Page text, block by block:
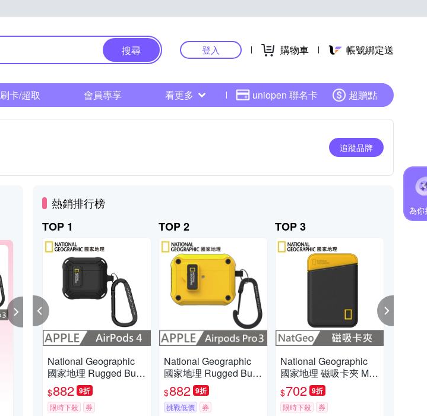
搜尋 登入 購物車 帳號綁定送
刷卡/超取 會員專享 看更多 uniopen 聯名卡 超贈點
追蹤品牌
品牌聯名 滿額888贈送推車雨罩(送完為止)
滿額折扣活動，購物滿888元送贈品。
熱銷排行榜
TOP 1
National Geographic
國家地理 Rugged Bum
per 卡扣式 耳機保護殼
適用 AirPods 4 - 黑色
$882 9折
限時下殺 券
TOP 2
National Geographic
國家地理 Rugged Bum
per 自動開蓋 耳機保護
殼 適用 AirPods Pro 3 -
黃色
$882 9折
挑戰低價 券
TOP 3
National Geographic
國家地理 磁吸卡夾 Ma
gSafe Card Pocket - 黑
黃
$702 9折
限時下殺 券